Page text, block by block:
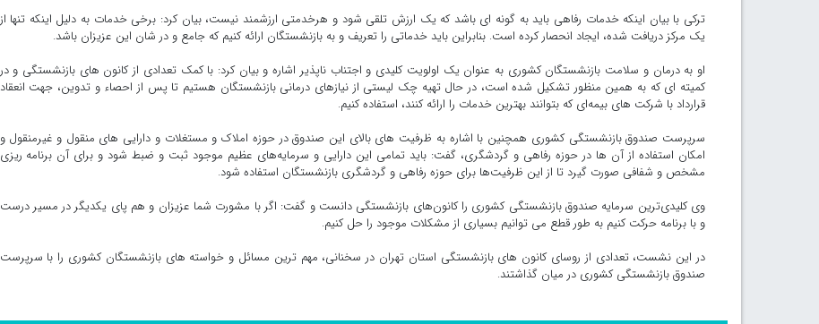
ترکی با بیان اینکه خدمات رفاهی باید به گونه ای باشد که یک ارزش تلقی شود و هرخدمتی ارزشمند نیست، بیان کرد: برخی خدمات به دلیل اینکه تنها از
یک مرکز دریافت شده، ایجاد انحصار کرده است. بنابراین باید خدماتی را تعریف و به بازنشستگان ارائه کنیم که جامع و در شان این عزیزان باشد.
او به درمان و سلامت بازنشستگان کشوری به عنوان یک اولویت کلیدی و اجتناب ناپذیر اشاره و بیان کرد: با کمک تعدادی از کانون های بازنشستگی و در
کمیته ای که به همین منظور تشکیل شده است، در حال تهیه چک لیستی از نیازهای درمانی بازنشستگان هستیم تا پس از احصاء و تدوین، جهت انعقاد
قرارداد با شرکت های بیمه‌ای که بتوانند بهترین خدمات را ارائه کنند، استفاده کنیم.
سرپرست صندوق بازنشستگی کشوری همچنین با اشاره به ظرفیت های بالای این صندوق در حوزه املاک و مستغلات و دارایی های منقول و غیرمنقول و
امکان استفاده از آن ها در حوزه رفاهی و گردشگری، گفت: باید تمامی این دارایی و سرمایه‌های عظیم موجود ثبت و ضبط شود و برای آن برنامه ریزی
مشخص و شفافی صورت گیرد تا از این ظرفیت‌ها برای حوزه رفاهی و گردشگری بازنشستگان استفاده شود.
وی کلیدی‌ترین سرمایه صندوق بازنشستگی کشوری را کانون‌های بازنشستگی دانست و گفت: اگر با مشورت شما عزیزان و هم پای یکدیگر در مسیر درست
و با برنامه حرکت کنیم به طور قطع می توانیم بسیاری از مشکلات موجود را حل کنیم.
در این نشست، تعدادی از روسای کانون های بازنشستگی استان تهران در سخنانی، مهم ترین مسائل و خواسته های بازنشستگان کشوری را با سرپرست
صندوق بازنشستگی کشوری در میان گذاشتند.